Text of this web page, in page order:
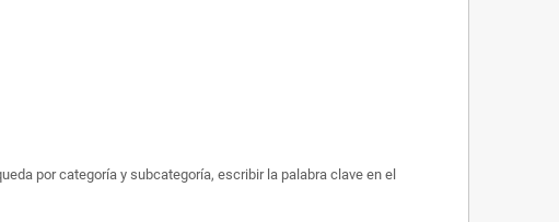
por categoría y subcategoría, escribir la palabra clave en el